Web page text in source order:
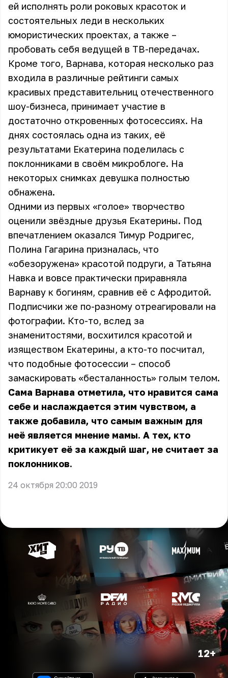
ей исполнять роли роковых красоток и
состоятельных леди в нескольких
юмористических проектах, а также –
пробовать себя ведущей в ТВ-передачах.
Кроме того, Варнава, которая несколько раз
входила в различные рейтинги самых
красивых представительниц отечественного
шоу-бизнеса, принимает участие в
достаточно откровенных фотосессиях. На
днях состоялась одна из таких, её
результатами Екатерина поделилась с
поклонниками в своём микроблоге. На
некоторых снимках девушка полностью
обнажена.
Одними из первых «голое» творчество
оценили звёздные друзья Екатерины. Под
впечатлением оказался Тимур Родригес,
Полина Гагарина призналась, что
«обезоружена» красотой подруги, а Татьяна
Навка и вовсе практически приравняла
Варнаву к богиням, сравнив её с Афродитой.
Подписчики же по-разному отреагировали на
фотографии. Кто-то, вслед за
знаменитостями, восхитился красотой и
изяществом Екатерины, а кто-то посчитал,
что подобные фотосессии – способ
замаскировать «бесталанность» голым телом.
Сама Варнава отметила, что нравится сама
себе и наслаждается этим чувством, а
также добавила, что самым важным для
неё является мнение мамы. А тех, кто
критикует её за каждый шаг, не считает за
поклонников.
24 октября 20:00 2019
12+